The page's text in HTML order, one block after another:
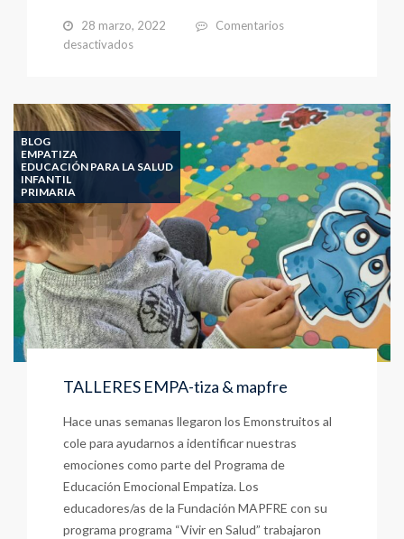
28 marzo, 2022
Comentarios
desactivados
DE
EXPERIENCIAS
ESCUELAS
VERDES
BLOG
EMPATIZA
EDUCACIÓN PARA LA SALUD
INFANTIL
PRIMARIA
TALLERES EMPA-tiza & mapfre
Hace unas semanas llegaron los Emonstruitos al
cole para ayudarnos a identificar nuestras
emociones como parte del Programa de
Educación Emocional Empatiza. Los
educadores/as de la Fundación MAPFRE con su
programa programa “Vivir en Salud” trabajaron